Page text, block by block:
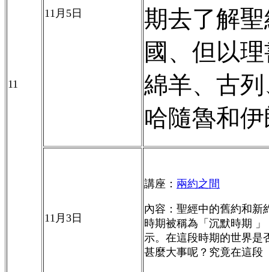
11
11 月 5 日
期去了解
國、但以
綿羊、古
哈隨魯和
11 月 3 日
講座： 兩約之間
內容：聖經中的舊約和新
時期被稱為「沉默時期
示。在這段時期的世界是
甚麼大事呢？究竟在這段